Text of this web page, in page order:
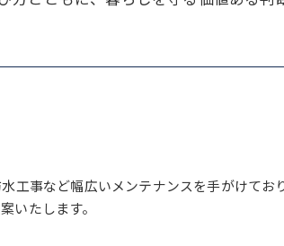
工事など幅広いメンテナンスを手がけてお
いたします。